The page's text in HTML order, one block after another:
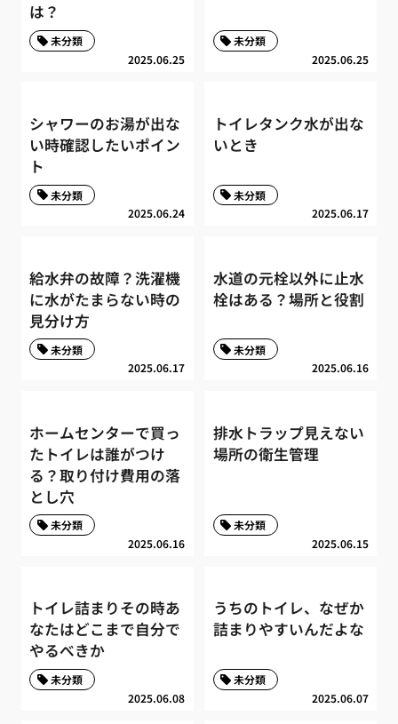
は？
2025.06.25
未分類
2025.06.25
未分類
シャワーのお湯が出な
い時確認したいポイン
ト
2025.06.24
未分類
トイレタンク水が出な
いとき
2025.06.17
未分類
給水弁の故障？洗濯機
に水がたまらない時の
見分け方
2025.06.17
未分類
水道の元栓以外に止水
栓はある？場所と役割
2025.06.16
未分類
ホームセンターで買っ
たトイレは誰がつけ
る？取り付け費用の落
とし穴
2025.06.16
未分類
排水トラップ見えない
場所の衛生管理
2025.06.15
未分類
トイレ詰まりその時あ
なたはどこまで自分で
やるべきか
2025.06.08
未分類
うちのトイレ、なぜか
詰まりやすいんだよな
2025.06.07
未分類